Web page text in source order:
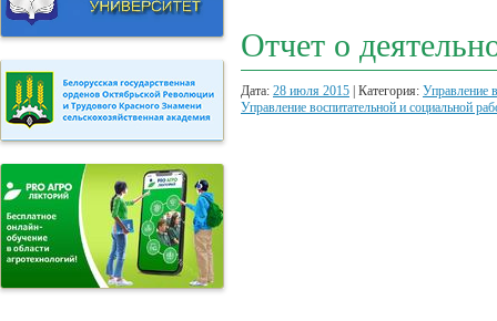
Отчет о
Дата: 28 июля 2015 | Категория: Управление
Управление воспитательной и социальной